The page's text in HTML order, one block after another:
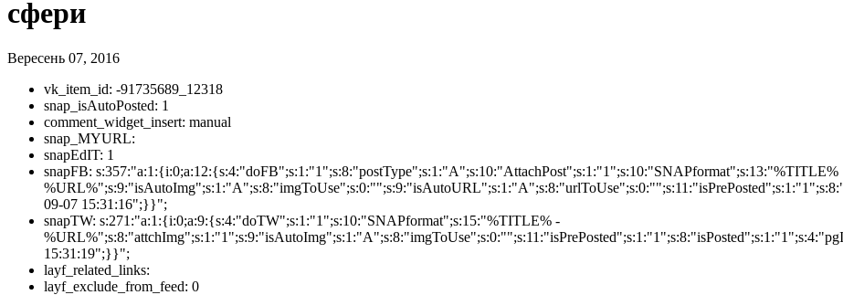
сфери
Вересень 07, 2016
vk_item_id: -91735689_12318
snap_isAutoPosted: 1
comment_widget_insert: manual
snap_MYURL:
snapEdIT: 1
snapFB: s:357:"a:1:{i:0;a:12:{s:4:"doFB";s:1:"1";s:8:"postType";s:1:"A";s:10:"AttachPost";s:1:"1";s:10:"SNAPformat";s:13:"%TITLE%
09-07 15:31:16";}}";
snapTW: s:271:"a:1:{i:0;a:9:{s:4:"doTW";s:1:"1";s:10:"SNAPformat";s:15:"%TITLE% -
15:31:19";}}";
layf_related_links:
layf_exclude_from_feed: 0